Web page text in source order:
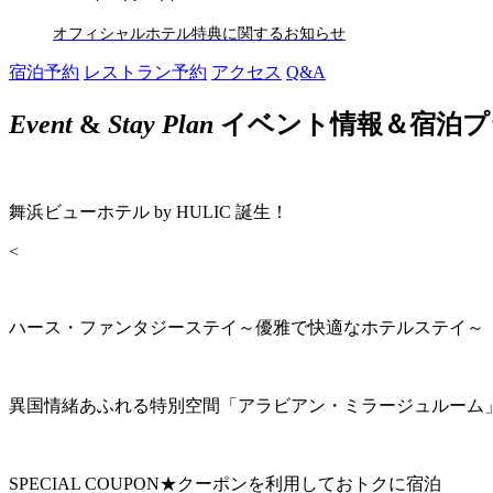
オフィシャルホテル特典に関するお知らせ
宿泊予約 レストラン予約 アクセス Q&A
Event& Stay Plan イベント情報＆宿泊
舞浜ビューホテル by HULIC 誕生！
<
ハース・ファンタジーステイ～優雅で快適なホテルステイ～
異国情緒あふれる特別空間「アラビアン・ミラージュルーム
SPECIAL COUPON★クーポンを利用しておトクに宿泊